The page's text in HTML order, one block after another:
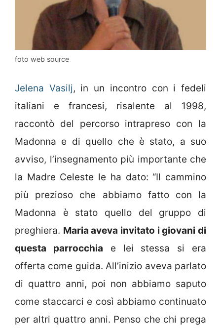
foto web source
Jelena Vasilj, in un incontro con i fedeli
italiani e francesi, risalente al 1998,
raccontò del percorso intrapreso con la
Madonna e di quello che è stato, a suo
avviso, l’insegnamento più importante che
la Madre Celeste le ha dato: “Il cammino
più prezioso che abbiamo fatto con la
Madonna è stato quello del gruppo di
preghiera. Maria aveva invitato i giovani di
questa parrocchia e lei stessa si era
offerta come guida. All’inizio aveva parlato
di quattro anni, poi non abbiamo saputo
come staccarci e così abbiamo continuato
per altri quattro anni. Penso che chi prega